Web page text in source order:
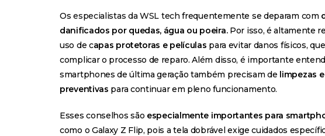
Osespecialistas da WSL techfrequentemente se deparam com
danificados por quedas, água ou poeira. Por isso, é altamente
uso de capas protetoras e películas para evitar danos físicos,
complicar o processo de reparo. Além disso, é importante
smartphones de última geração também precisam de limpezas
preventivas para continuar em pleno funcionamento.
Esses conselhos são especialmente importantes para
como o Galaxy Z Flip, pois a tela dobrável exige cuidados